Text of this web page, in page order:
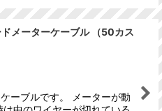
メーターケーブル （50カス
ーブルです。 メーターが動